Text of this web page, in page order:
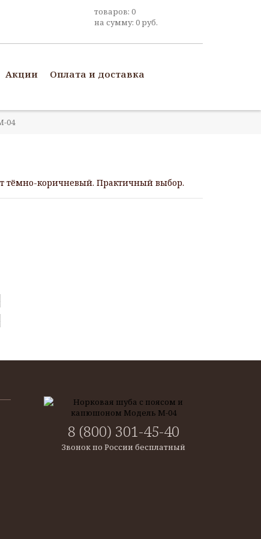
товаров:0
на сумму:0руб.
Акции
Оплата и доставка
04
тёмно-коричневый. Практичный выбор.
8 (800) 301-45-40
Звонок по России бесплатный